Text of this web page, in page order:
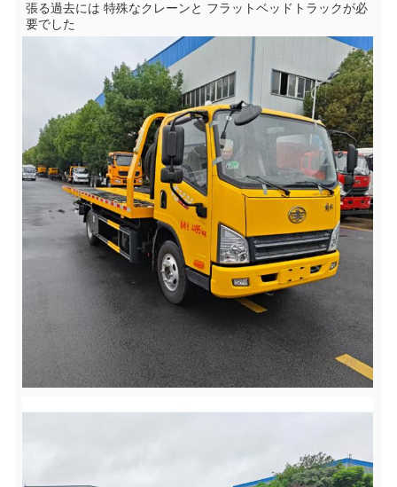
張る過去には 特殊なクレーンと フラットベッドトラックが必
要でした